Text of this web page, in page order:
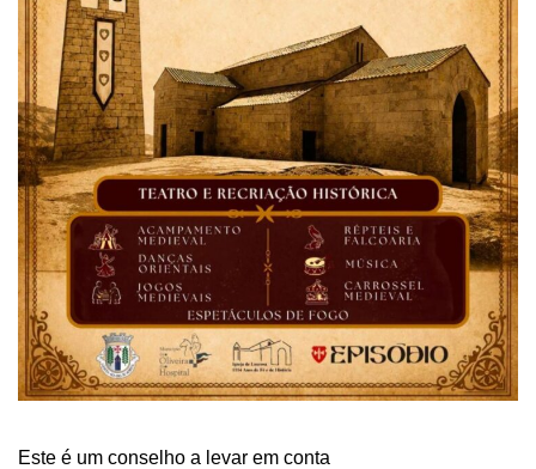
Este é um conselho a levar em conta